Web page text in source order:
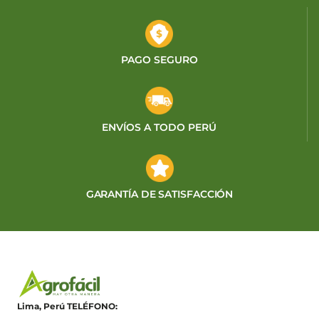
PAGO SEGURO
ENVÍOS A TODO PERÚ
GARANTÍA DE SATISFACCIÓN
Lima, Perú TELÉFONO: